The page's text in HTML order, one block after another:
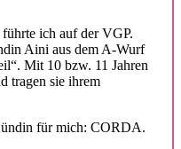
ich auf der VGP.
Aini aus dem A-Wurf
Mit 10 bzw. 11 Jahren
tragen sie ihrem
für mich: CORDA.